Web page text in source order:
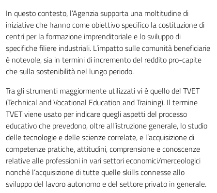
In questo contesto, l’Agenzia supporta una moltitudine di
iniziative che hanno come obiettivo specifico la costituzione di
centri per la formazione imprenditoriale e lo sviluppo di
specifiche filiere industriali. L’impatto sulle comunità beneficiarie
è notevole, sia in termini di incremento del reddito pro-capite
che sulla sostenibilità nel lungo periodo.
Tra gli strumenti maggiormente utilizzati vi è quello del TVET
(Technical and Vocational Education and Training). Il termine
TVET viene usato per indicare quegli aspetti del processo
educativo che prevedono, oltre all’istruzione generale, lo studio
delle tecnologie e delle scienze correlate, e l’acquisizione di
competenze pratiche, attitudini, comprensione e conoscenze
relative alle professioni in vari settori economici/merceologici
nonché l’acquisizione di tutte quelle skills connesse allo
sviluppo del lavoro autonomo e del settore privato in generale.